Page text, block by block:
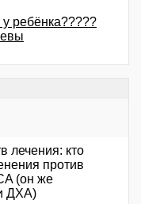
ребёнка?????
лечения: кто
против
(он же
ДХА)